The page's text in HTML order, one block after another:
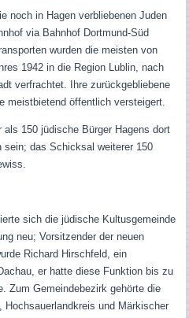
noch in Hagen verbliebenen Juden
via Bahnhof Dortmund-Süd
wurden die meisten von
1942 in die Region Lublin, nach
verfrachtet. Ihre zurückgebliebene
meistbietend öffentlich versteigert.
150 jüdische Bürger Hagens dort
sein; das Schicksal weiterer 150
sich die jüdische Kultusgemeinde
neu; Vorsitzender der neuen
Richard Hirschfeld, ein
er hatte diese Funktion bis zu
Zum Gemeindebezirk gehörte die
Hochsauerlandkreis und Märkischer